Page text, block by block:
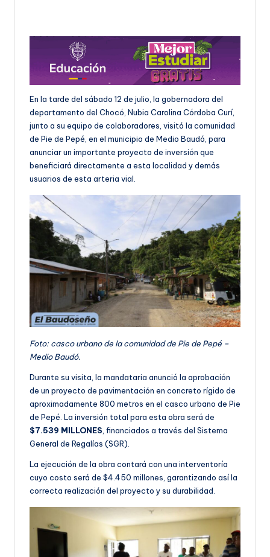
En la tarde del sábado 12 de julio, la gobernadora del
departamento del Chocó, Nubia Carolina Córdoba Curí,
junto a su equipo de colaboradores, visitó la comunidad
de Pie de Pepé, en el municipio de Medio Baudó, para
anunciar un importante proyecto de inversión que
beneficiará directamente a esta localidad y demás
usuarios de esta arteria vial.
Foto: casco urbano de la comunidad de Pie de Pepé –
Medio Baudó.
Durante su visita, la mandataria anunció la aprobación
de un proyecto de pavimentación en concreto rígido de
aproximadamente 800 metros en el casco urbano de Pie
de Pepé. La inversión total para esta obra será de
$7.539 MILLONES , financiados a través del Sistema
General de Regalías (SGR).
La ejecución de la obra contará con una interventoría
cuyo costo será de $4.450 millones, garantizando así la
correcta realización del proyecto y su durabilidad.